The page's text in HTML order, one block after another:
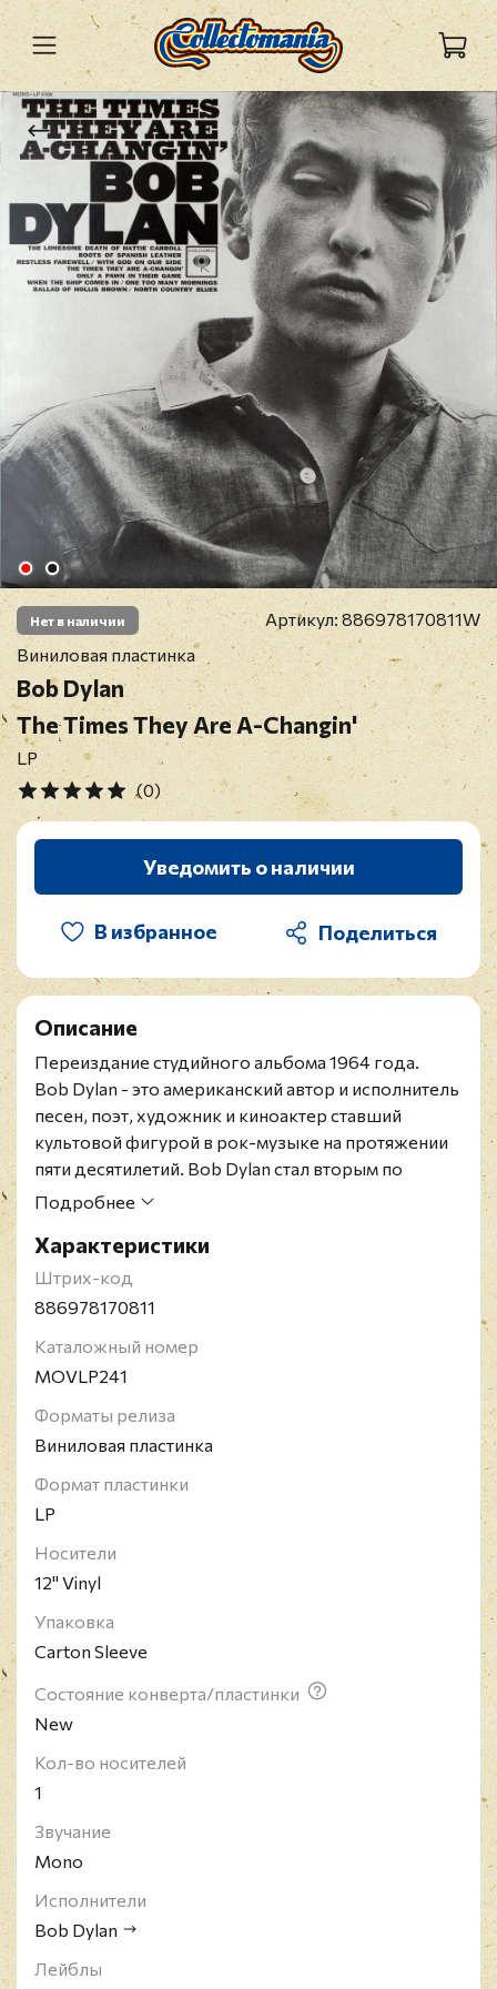
Нет в наличии Артикул:886978170811W
Виниловая пластинка
Bob Dylan
The Times They Are A-Changin'
LP
(0)
Уведомить о наличии
В избранное
Описание
Переиздание студийного альбома 1964 года.
Bob Dylan - это американский автор и исполнитель
песен, поэт, художник и киноактер ставший
культовой фигурой в рок-музыке на протяжении
пяти десятилетий. Bob Dylan стал вторым по
значимости исполнителем в истории музыки по
Штатах Америки многие песни Bob Dylan стали
гимнами движения за гражданские права и
антивоенного движения. Певец получил 9 премий
повлиявших на рок-н-ролл". Bob Dylan введен в
зал славы рок-н-ролла в 1988 году.
Подробнее
Характеристики
Штрих-код
886978170811
Каталожный номер
MOVLP241
Форматы релиза
Виниловая пластинка
Формат пластинки
LP
Носители
12" Vinyl
Упаковка
Carton Sleeve
Состояние конверта/пластинки
New
Кол-во носителей
1
Звучание
Mono
Исполнители
Bob Dylan
Лейблы